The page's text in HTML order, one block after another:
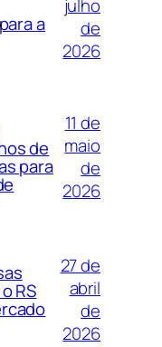
a
julho
de
2026
de
para
11 de
maio
de
2026
RS
27 de
abril
de
2026